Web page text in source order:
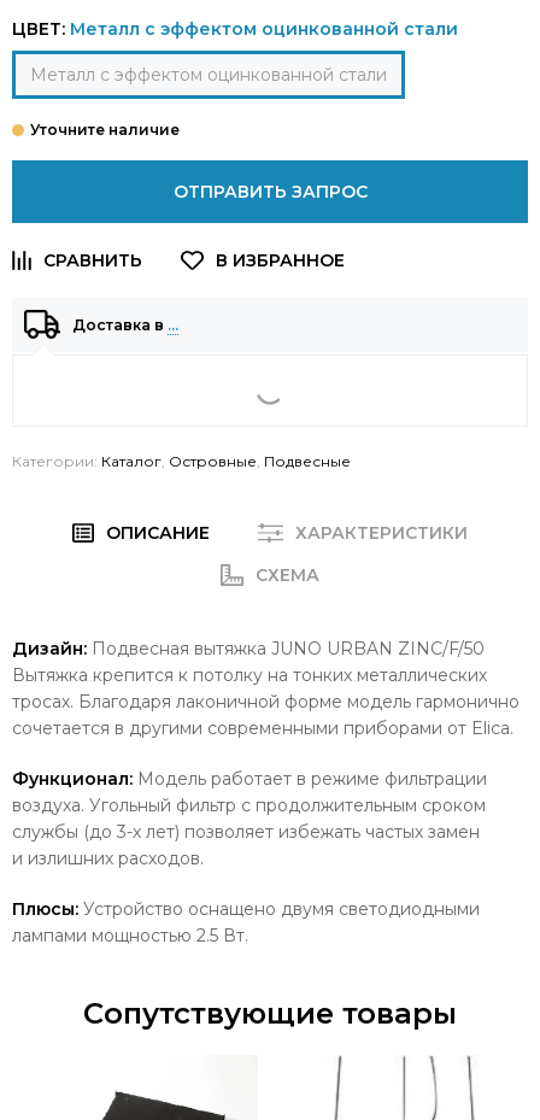
ЦВЕТ: Металл с эффектом оцинкованной стали
Металл с эффектом оцинкованной стали
ОТПРАВИТЬ ЗАПРОС
Доставка в …
Категории: Каталог, Островные, Подвесные
ОПИСАНИЕ
ХАРАКТЕРИСТИКИ
СХЕМА
Дизайн: Подвесная вытяжка JUNO URBAN ZINC/F/50
Вытяжка крепится к потолку на тонких металлических
тросах. Благодаря лаконичной форме модель гармонично
сочетается в другими современными приборами от Elica.
Функционал: Модель работает в режиме фильтрации
воздуха. Угольный фильтр с продолжительным сроком
службы (до 3-х лет) позволяет избежать частых замен
и излишних расходов.
Плюсы: Устройство оснащено двумя светодиодными
лампами мощностью 2.5 Вт.
Сопутствующие товары